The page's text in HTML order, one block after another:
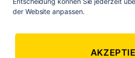
der Website anpassen.